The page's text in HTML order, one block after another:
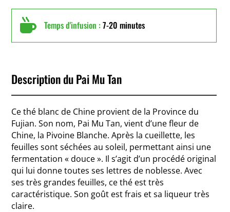
 Temps d'infusion : 7-20 minutes
Description du Pai Mu Tan
Ce thé blanc de Chine provient de la Province du
Fujian. Son nom, Pai Mu Tan, vient d’une fleur de
Chine, la Pivoine Blanche. Après la cueillette, les
feuilles sont séchées au soleil, permettant ainsi une
fermentation « douce ». Il s’agit d’un procédé original
qui lui donne toutes ses lettres de noblesse. Avec
ses très grandes feuilles, ce thé est très
caractéristique. Son goût est frais et sa liqueur très
claire.